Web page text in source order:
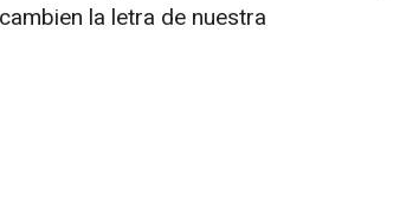
la letra de nuestra